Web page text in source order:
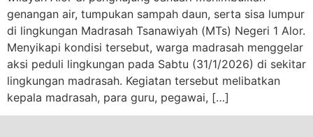
genangan air, tumpukan sampah daun, serta sisa lumpur
di lingkungan Madrasah Tsanawiyah (MTs) Negeri 1 Alor.
Menyikapi kondisi tersebut, warga madrasah menggelar
aksi peduli lingkungan pada Sabtu (31/1/2026) di sekitar
lingkungan madrasah. Kegiatan tersebut melibatkan
kepala madrasah, para guru, pegawai, […]